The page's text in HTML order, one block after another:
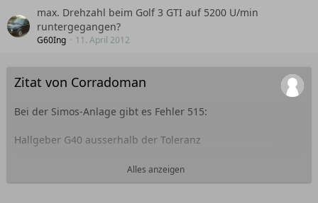
max. Drehzahl beim Golf 3 GTI auf 5200 U/min
runtergegangen?
G60Ing 11. April 2012
Zitat von Corradoman
Bei der Simos-Anlage gibt es Fehler 515:
Hallgeber G40 ausserhalb der Toleranz
Alles anzeigen